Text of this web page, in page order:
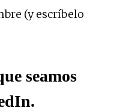
(y escríbelo
seamos